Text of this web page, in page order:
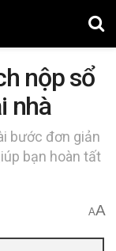
nộp sổ
nhà
bước đơn giản
bạn hoàn tất
AA